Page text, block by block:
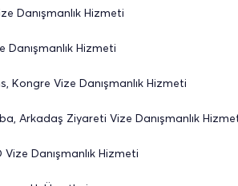
Danışmanlık Hizmeti
Danışmanlık Hizmeti
Kongre Vize Danışmanlık Hizmeti
Arkadaş Ziyareti Vize Danışmanlık
Danışmanlık Hizmeti